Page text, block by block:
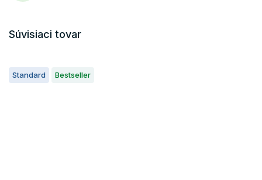
Súvisiaci tovar
Standard Bestseller